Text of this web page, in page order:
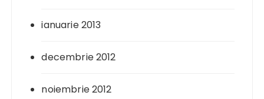
ianuarie 2013
decembrie 2012
noiembrie 2012